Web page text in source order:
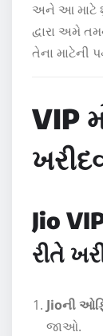
અને આ માટે
દ્વારા અમે
તેના માટેની
VIP
Jio
રીતે
Jioની
જાઓ.